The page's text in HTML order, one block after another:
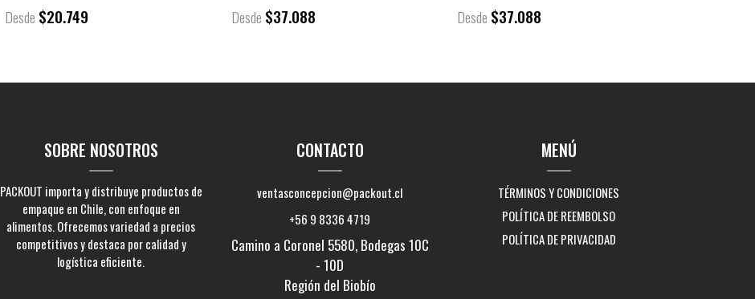
Desde $20.749 Desde $37.088 Desde $37.088
SOBRE NOSOTROS
PACKOUT importa y distribuye productos de
empaque en Chile, con enfoque en
alimentos. Ofrecemos variedad a precios
competitivos y destaca por calidad y
logística eficiente.
CONTACTO
ventasconcepcion@packout.cl
+56 9 8336 4719
Camino a Coronel 5580, Bodegas 10C
- 10D
Región del Biobío
MENÚ
TÉRMINOS Y CONDICIONES
POLÍTICA DE REEMBOLSO
POLÍTICA DE PRIVACIDAD